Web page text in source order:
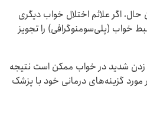
اگر علائم اختلال خواب دیگری
خواب (پلی‌سومنوگرافی) را تجویز
زدن شدید در خواب ممکن است نتیجه
گزینه‌های درمانی خود با پزشک